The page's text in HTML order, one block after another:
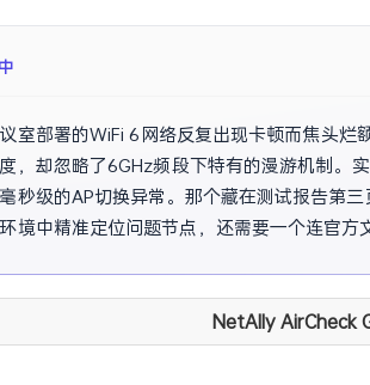
室部署的WiFi 6网络反复出现卡顿而焦头
，却忽略了6GHz频段下特有的漫游机制。
秒级的AP切换异常。那个藏在测试报告第
境中精准定位问题节点，还需要一个连官方
NetAlly AirCheck